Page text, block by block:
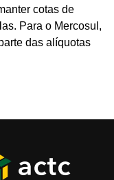
cotas de
Para o Mercosul,
das alíquotas